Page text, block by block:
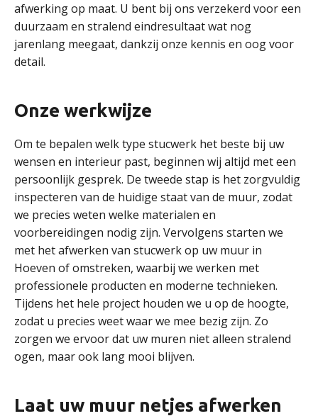
afwerking op maat. U bent bij ons verzekerd voor een
duurzaam en stralend eindresultaat wat nog
jarenlang meegaat, dankzij onze kennis en oog voor
detail.
Onze werkwijze
Om te bepalen welk type stucwerk het beste bij uw
wensen en interieur past, beginnen wij altijd met een
persoonlijk gesprek. De tweede stap is het zorgvuldig
inspecteren van de huidige staat van de muur, zodat
we precies weten welke materialen en
voorbereidingen nodig zijn. Vervolgens starten we
met het afwerken van stucwerk op uw muur in
Hoeven of omstreken, waarbij we werken met
professionele producten en moderne technieken.
Tijdens het hele project houden we u op de hoogte,
zodat u precies weet waar we mee bezig zijn. Zo
zorgen we ervoor dat uw muren niet alleen stralend
ogen, maar ook lang mooi blijven.
Laat uw muur netjes afwerken